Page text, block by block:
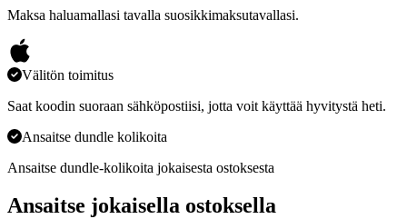
Maksa haluamallasi tavalla suosikkimaksutavallasi.
Välitön toimitus
Saat koodin suoraan sähköpostiisi, jotta voit käyttää hyvitystä heti.
Ansaitse dundle kolikoita
Ansaitse dundle-kolikoita jokaisesta ostoksesta
Ansaitse jokaisella ostoksella